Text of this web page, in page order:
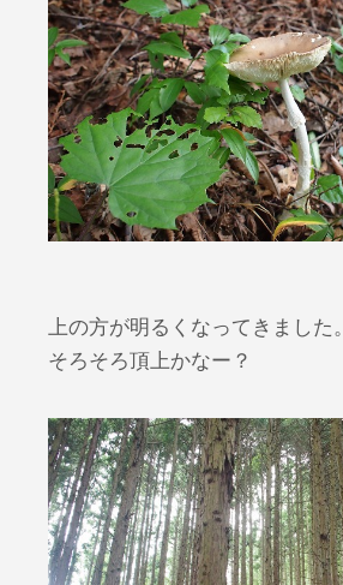
上の方が明るくなってきました。
そろそろ頂上かなー？